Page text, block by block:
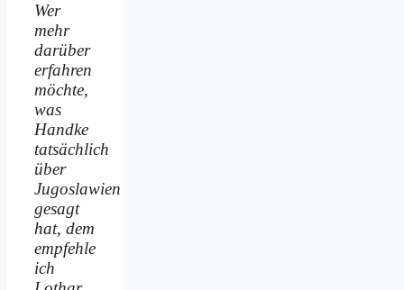
Wer
mehr
darüber
erfahren
möchte,
was
Handke
tatsächlich
über
Jugoslawien
gesagt
hat, dem
empfehle
ich